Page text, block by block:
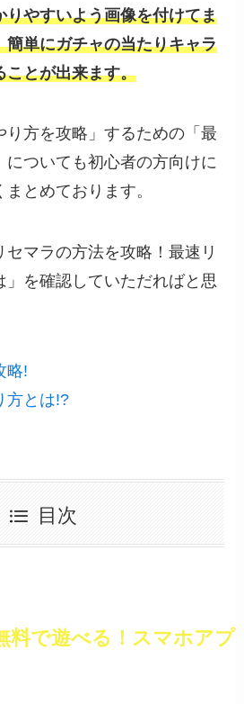
りやすいよう画像を付けてま
簡単にガチャの当たりキャラ
ことが出来ます。
り方を攻略」するための「最
についても初心者の方向けに
とめております。
マラの方法を攻略！最速リ
」を確認していただればと思
略!
方とは!?
目次
料で遊べる！スマホアプ